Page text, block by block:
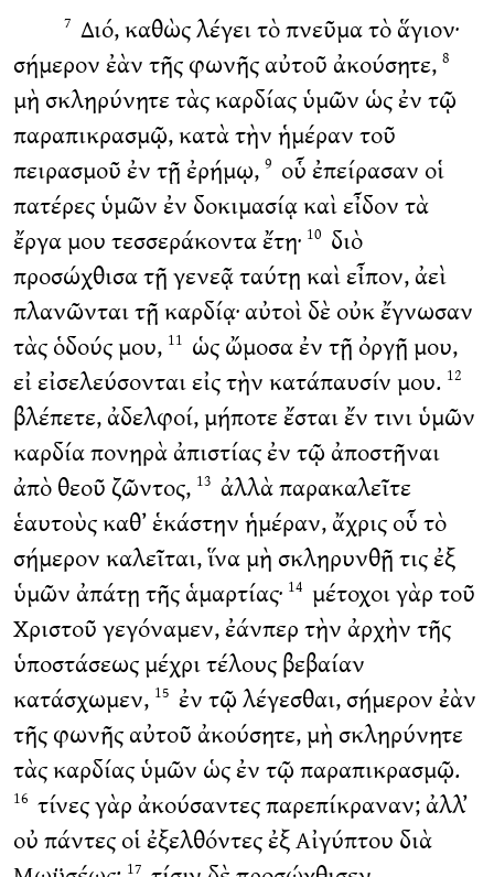
7 Διό, καθὼς λέγει τὸ πνεῦμα τὸ ἅγιον·
σήμερον ἐὰν τῆς φωνῆς αὐτοῦ ἀκούσητε, 8
μὴ σκληρύνητε τὰς καρδίας ὑμῶν ὡς ἐν τῷ
παραπικρασμῷ, κατὰ τὴν ἡμέραν τοῦ
πειρασμοῦ ἐν τῇ ἐρήμῳ, 9 οὗ ἐπείρασαν οἱ
πατέρες ὑμῶν ἐν δοκιμασίᾳ καὶ εἶδον τὰ
ἔργα μου τεσσεράκοντα ἔτη· 10 διὸ
προσώχθισα τῇ γενεᾷ ταύτῃ καὶ εἶπον, ἀεὶ
πλανῶνται τῇ καρδίᾳ· αὐτοὶ δὲ οὐκ ἔγνωσαν
τὰς ὁδούς μου, 11 ὡς ὤμοσα ἐν τῇ ὀργῇ μου,
εἰ εἰσελεύσονται εἰς τὴν κατάπαυσίν μου. 12
βλέπετε, ἀδελφοί, μήποτε ἔσται ἔν τινι ὑμῶν
καρδία πονηρὰ ἀπιστίας ἐν τῷ ἀποστῆναι
ἀπὸ θεοῦ ζῶντος, 13 ἀλλὰ παρακαλεῖτε
ἑαυτοὺς καθ’ ἑκάστην ἡμέραν, ἄχρις οὗ τὸ
σήμερον καλεῖται, ἵνα μὴ σκληρυνθῇ τις ἐξ
ὑμῶν ἀπάτῃ τῆς ἁμαρτίας· 14 μέτοχοι γὰρ τοῦ
Χριστοῦ γεγόναμεν, ἐάνπερ τὴν ἀρχὴν τῆς
ὑποστάσεως μέχρι τέλους βεβαίαν
κατάσχωμεν, 15 ἐν τῷ λέγεσθαι, σήμερον ἐὰν
τῆς φωνῆς αὐτοῦ ἀκούσητε, μὴ σκληρύνητε
τὰς καρδίας ὑμῶν ὡς ἐν τῷ παραπικρασμῷ.
16 τίνες γὰρ ἀκούσαντες παρεπίκραναν; ἀλλ’
οὐ πάντες οἱ ἐξελθόντες ἐξ Αἰγύπτου διὰ
17